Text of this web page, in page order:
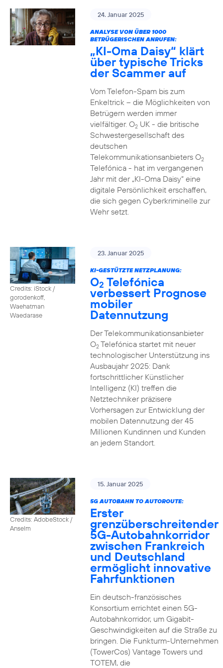
24. Januar 2025
ANALYSE VON ÜBER 1000
BETRÜGERISCHEN ANRUFEN:
„KI-Oma Daisy“ klärt
über typische Tricks
der Scammer auf
Vom Telefon-Spam bis zum
Enkeltrick – die Möglichkeiten von
Betrügern werden immer
vielfältiger. O2UK - die britische
Schwestergesellschaft des
deutschen
Telekommunikationsanbieters O2
Telefónica - hat im vergangenen
Jahr mit der „KI-Oma Daisy“ eine
digitale Persönlichkeit erschaffen,
die sich gegen Cyberkriminelle zur
Wehr setzt.
Credits: iStock /
gorodenkoff,
Waehatman
Waedarase
23. Januar 2025
KI-GESTÜTZTE NETZPLANUNG:
O2 Telefónica
verbessert Prognose
mobiler
Datennutzung
Der Telekommunikationsanbieter
O2Telefónica startet mit neuer
technologischer Unterstützung ins
Ausbaujahr 2025: Dank
fortschrittlicher Künstlicher
Intelligenz (KI) treffen die
Netztechniker präzisere
Vorhersagen zur Entwicklung der
mobilen Datennutzung der 45
Millionen Kundinnen und Kunden
an jedem Standort.
Credits: AdobeStock /
Anselm
15. Januar 2025
5G AUTOBAHN TO AUTOROUTE:
Erster
grenzüberschreitender
5G-Autobahnkorridor
zwischen Frankreich
und Deutschland
ermöglicht innovative
Fahrfunktionen
Ein deutsch-französisches
Konsortium errichtet einen 5G-
Autobahnkorridor, um Gigabit-
Geschwindigkeiten auf die Straße zu
bringen. Die Funkturm-Unternehmen
(TowerCos) Vantage Towers und
TOTEM, die